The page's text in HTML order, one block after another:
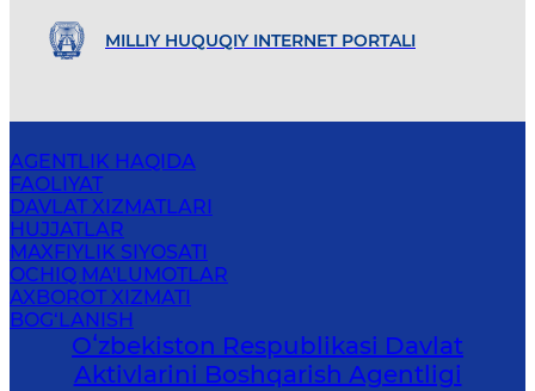
MILLIY HUQUQIY INTERNET PORTALI
AGENTLIK HAQIDA
FAOLIYAT
DAVLAT XIZMATLARI
HUJJATLAR
MAXFIYLIK SIYOSATI
OCHIQ MA'LUMOTLAR
AXBOROT XIZMATI
BOG‘LANISH
Oʻzbekiston Respublikasi Davlat
Aktivlarini Boshqarish Agentligi